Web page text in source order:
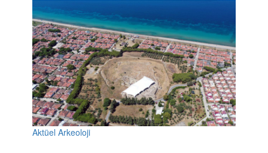
Aktüel Arkeoloji